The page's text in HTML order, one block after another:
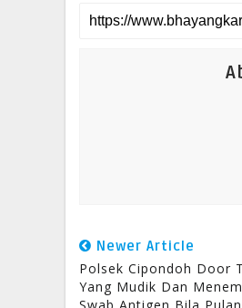
Newer Article
Polsek Cipondoh Door
Yang Mudik Dan
Swab Antigen Bila